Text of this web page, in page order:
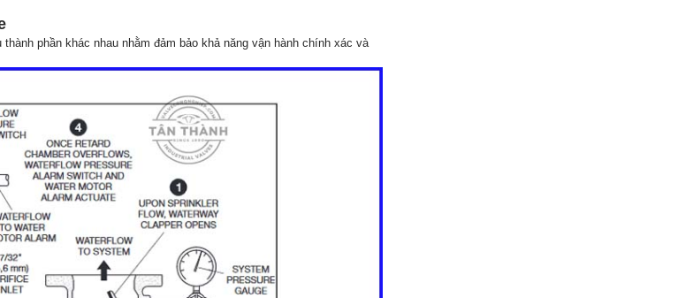
phần khác nhau nhằm đảm bảo khả năng vận hành chính xác và